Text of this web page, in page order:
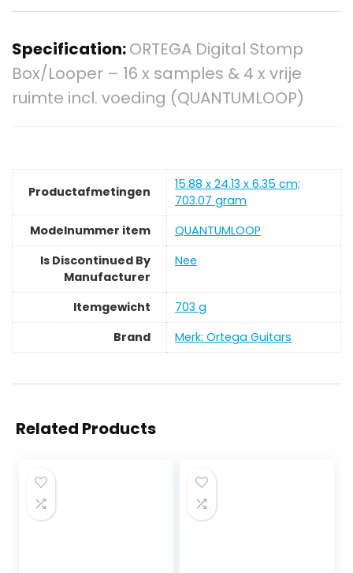
Specification:ORTEGA Digital Stomp
Box/Looper – 16 x samples & 4 x vrije
ruimte incl. voeding (QUANTUMLOOP)
Productafmetingen
‎15.88 x 24.13 x 6.35 cm;
703.07 gram
Modelnummer item
‎QUANTUMLOOP
Is Discontinued By
Manufacturer
‎Nee
Itemgewicht
‎703 g
Brand
Merk: Ortega Guitars
Related Products